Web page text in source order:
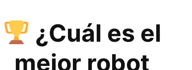
¿Cuál es el
mejor robot